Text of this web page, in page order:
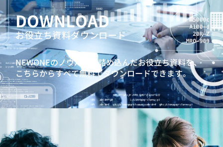
DOWNLOAD
お役立ち資料ダウンロード
NEWONEのノウハウを詰め込んだお役立ち資料を、
こちらからすべて無料でダウンロードできます。